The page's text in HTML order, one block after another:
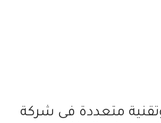
متعددة فى شركة